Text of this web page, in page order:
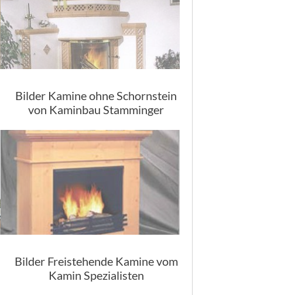
Bilder Kamine ohne Schornstein
von Kaminbau Stamminger
Bilder Freistehende Kamine vom
Kamin Spezialisten